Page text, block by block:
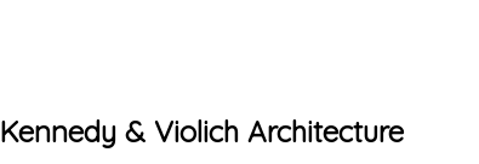
Kennedy & Violich Architecture